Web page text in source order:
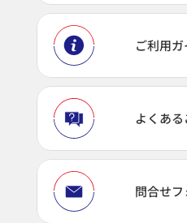
ご利用ガ
よくあ
問合せ